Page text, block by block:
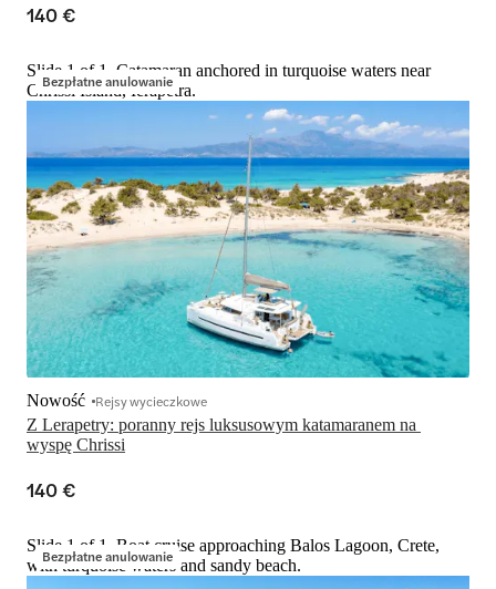
140 €
Bezpłatne anulowanie
Slide 1 of 1, Catamaran anchored in turquoise waters near
Chrissi Island, Ierapetra.
Z Lerapetry: poranny rejs luksusowym katamaranem na
wyspę Chrissi
Nowość Rejsy wycieczkowe
140 €
Bezpłatne anulowanie
Slide 1 of 1, Boat cruise approaching Balos Lagoon, Crete,
with turquoise waters and sandy beach.